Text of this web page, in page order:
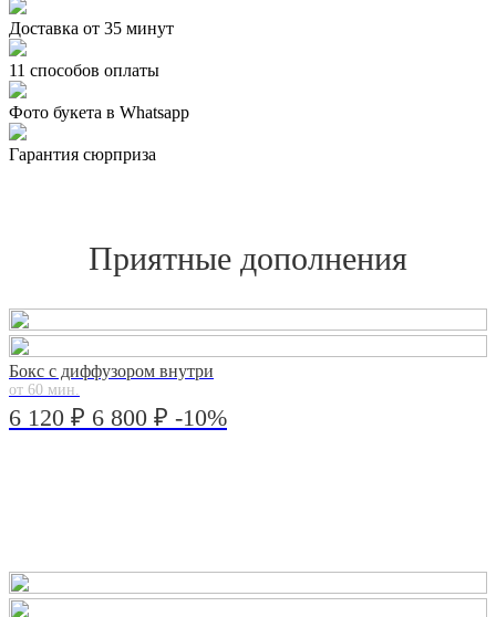
Доставка от 35 минут
11 способов оплаты
Фото букета в Whatsapp
Гарантия сюрприза
Приятные дополнения
Бокс с диффузором внутри
от 60 мин.
6 120 ₽ 6 800 ₽ -10%